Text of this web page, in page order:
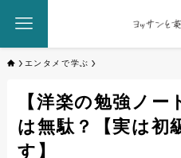
エンタメで学ぶ
【洋楽の勉強ノ
は無駄？【実は初
す】